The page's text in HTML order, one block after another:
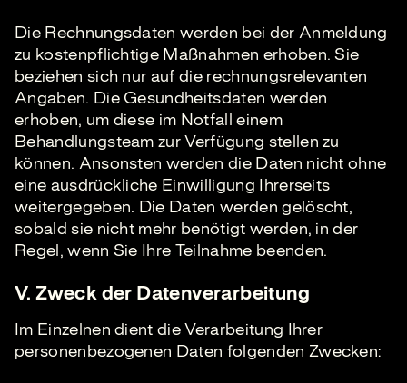
Die Rechnungsdaten werden bei der Anmeldung
zu kostenpflichtige Maßnahmen erhoben. Sie
beziehen sich nur auf die rechnungsrelevanten
Angaben. Die Gesundheitsdaten werden
erhoben, um diese im Notfall einem
Behandlungsteam zur Verfügung stellen zu
können. Ansonsten werden die Daten nicht ohne
eine ausdrückliche Einwilligung Ihrerseits
weitergegeben. Die Daten werden gelöscht,
sobald sie nicht mehr benötigt werden, in der
Regel, wenn Sie Ihre Teilnahme beenden.
V. Zweck der Datenverarbeitung
Im Einzelnen dient die Verarbeitung Ihrer
personenbezogenen Daten folgenden Zwecken: